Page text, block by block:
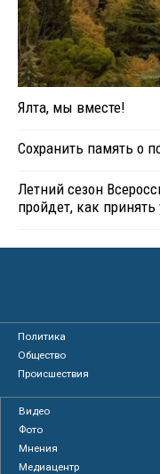
Ялта, мы вместе!
Сохранить память о
Летний сезон
пройдет, как принять
Политика
Общество
Происшествия
Видео
Фото
Мнения
Медиацентр